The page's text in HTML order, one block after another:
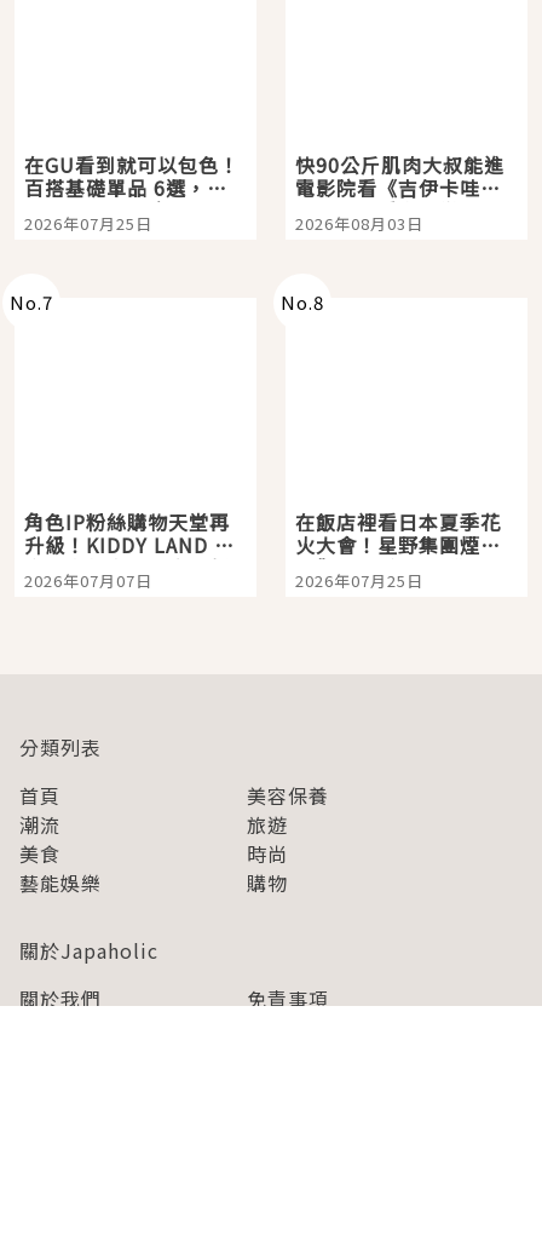
在GU看到就可以包色！
百搭基礎單品 6選，閉
眼全收也不心疼
2026年07月25日
快90公斤肌肉大叔能進
電影院看《吉伊卡哇》
嗎？日本重金屬樂團
「打首」會長與nagano
2026年08月03日
No.7
角色IP粉絲購物天堂再
升級！KIDDY LAND 原
宿店吉伊卡哇迎客，新
開幕 OMOKADO 店3分
2026年07月07日
No.8
在飯店裡看日本夏季花
火大會！星野集團煙火
景觀飯店6選，讓你不用
人擠人悠閒欣賞
2026年07月25日
分類列表
首頁
美容保養
潮流
旅遊
美食
時尚
藝能娛樂
購物
關於Japaholic
關於我們
免責事項